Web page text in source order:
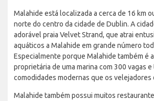
Malahide está localizada a cerca de 16 km
norte do centro da cidade de Dublin. A
adorável praia Velvet Strand, que atrai
aquáticos a Malahide em grande número
Especialmente porque Malahide também é
proprietária de uma marina com 300 vagas e
comodidades modernas que os velejadores
Malahide também possui muitos